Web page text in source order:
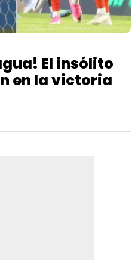
El insólito
en la victoria